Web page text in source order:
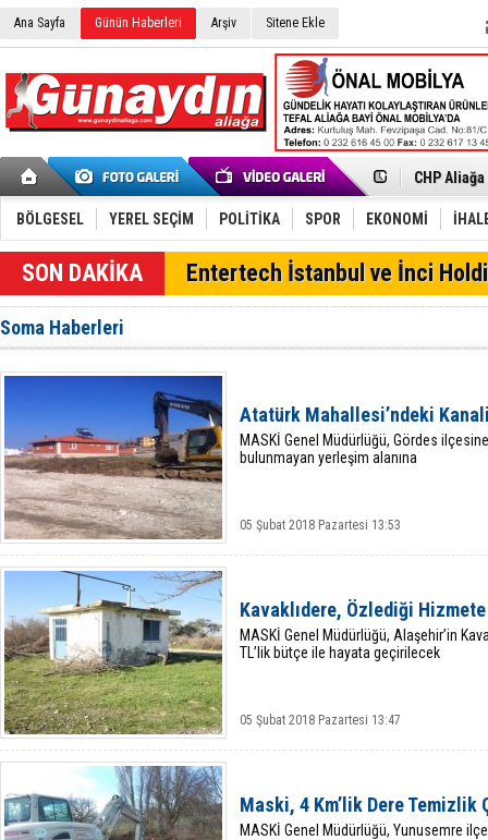
Ana Sayfa Günün Haberleri Arşiv Sitene Ekle
İzmir'in
Çağrısı
Onat
Menemen
Aliağa'da
Furkan
Chp
AK Parti
Alto,
Chp
BÖLGESEL YEREL SEÇİM POLİTİKA SPOR EKONOMİ
SON DAKİKA Entertech İstanbul ve İnci
Soma Haberleri
Atatürk Mahallesi’ndeki
MASKİ Genel Müdürlüğü, Gördes
bulunmayan yerleşim alanına
05 Şubat 2018 Pazartesi 13:53
Kavaklıdere, Özlediği
MASKİ Genel Müdürlüğü, Alaşehir’in
TL’lik bütçe ile hayata geçirilecek
05 Şubat 2018 Pazartesi 13:47
Maski, 4 Km’lik Dere Temizlik
MASKİ Genel Müdürlüğü, Yunusemre